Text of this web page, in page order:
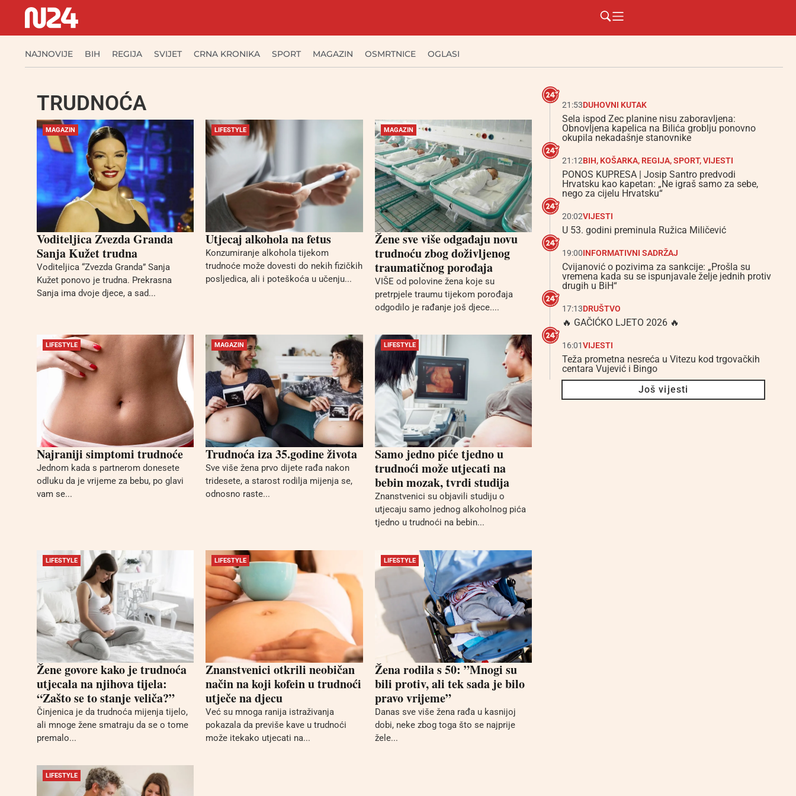
NAJNOVIJE BIH REGIJA SVIJET CRNA KRONIKA SPORT MAGAZIN OSMRTNICE OGLASI
TRUDNOĆA
MAGAZIN
Voditeljica Zvezda Granda
Sanja Kužet trudna
Voditeljica “Zvezda Granda” Sanja
Kužet ponovo je trudna. Prekrasna
Sanja ima dvoje djece, a sad...
LIFESTYLE
Utjecaj alkohola na fetus
Konzumiranje alkohola tijekom
trudnoće može dovesti do nekih fizičkih
posljedica, ali i poteškoća u učenju...
MAGAZIN
Žene sve više odgađaju novu
trudnoću zbog doživljenog
traumatičnog porođaja
VIŠE od polovine žena koje su
pretrpjele traumu tijekom porođaja
odgodilo je rađanje još djece....
LIFESTYLE
Najraniji simptomi trudnoće
Jednom kada s partnerom donesete
odluku da je vrijeme za bebu, po glavi
vam se...
MAGAZIN
Trudnoća iza 35.godine života
Sve više žena prvo dijete rađa nakon
tridesete, a starost rodilja mijenja se,
odnosno raste...
LIFESTYLE
Samo jedno piće tjedno u
trudnoći može utjecati na
bebin mozak, tvrdi studija
Znanstvenici su objavili studiju o
utjecaju samo jednog alkoholnog pića
tjedno u trudnoći na bebin...
LIFESTYLE
Žene govore kako je trudnoća
utjecala na njihova tijela:
“Zašto se to stanje veliča?”
Činjenica je da trudnoća mijenja tijelo,
ali mnoge žene smatraju da se o tome
premalo...
LIFESTYLE
Znanstvenici otkrili neobičan
način na koji kofein u trudnoći
utječe na djecu
Već su mnoga ranija istraživanja
pokazala da previše kave u trudnoći
može itekako utjecati na...
LIFESTYLE
Žena rodila s 50: ”Mnogi su
bili protiv, ali tek sada je bilo
pravo vrijeme”
Danas sve više žena rađa u kasnijoj
dobi, neke zbog toga što se najprije
žele...
LIFESTYLE
21:53DUHOVNI KUTAK
Sela ispod Zec planine nisu zaboravljena:
Obnovljena kapelica na Bilića groblju ponovno
okupila nekadašnje stanovnike
21:12BIH, KOŠARKA, REGIJA,SPORT,VIJESTI
PONOS KUPRESA | Josip Santro predvodi
Hrvatsku kao kapetan: „Ne igraš samo za sebe,
nego za cijelu Hrvatsku“
20:02VIJESTI
U 53. godini preminula Ružica Miličević
19:00INFORMATIVNI SADRŽAJ
Cvijanović o pozivima za sankcije: „Prošla su
vremena kada su se ispunjavale želje jednih protiv
drugih u BiH“
17:13DRUŠTVO
🔥 GAČIĆKO LJETO 2026 🔥
16:01VIJESTI
Teža prometna nesreća u Vitezu kod trgovačkih
centara Vujević i Bingo
Još vijesti